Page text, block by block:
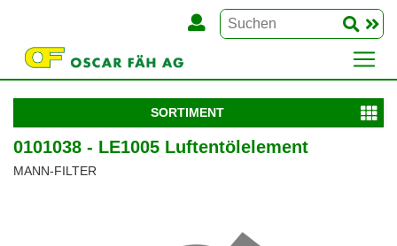
SORTIMENT
0101038 - LE1005 Luftentölelement
MANN-FILTER